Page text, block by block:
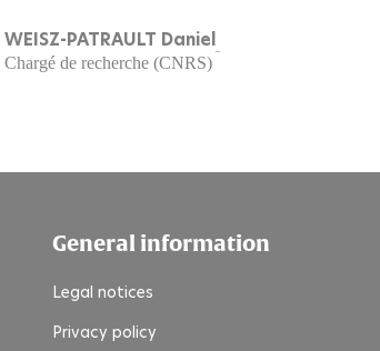
WEISZ-PATRAULT Daniel
Chargé de recherche (CNRS)
General information
Legal notices
Privacy policy